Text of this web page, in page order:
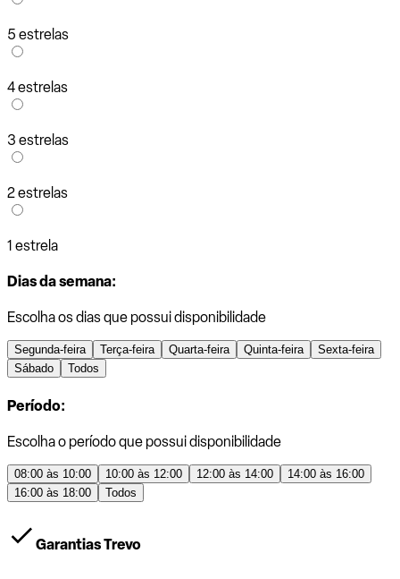
5 estrelas
4 estrelas
3 estrelas
2 estrelas
1 estrela
Dias da semana:
Escolha os dias que possui disponibilidade
Segunda-feira Terça-feira Quarta-feira Quinta-feira
Sexta-feira
Sábado
Todos
Período:
Escolha o período que possui disponibilidade
08:00 às 10:00 10:00 às 12:00 12:00 às 14:00
14:00 às 16:00
16:00 às 18:00
Todos
Garantias Trevo